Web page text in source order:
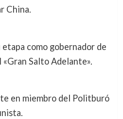
China.
etapa como gobernador de
Salto Adelante».
en miembro del Politburó